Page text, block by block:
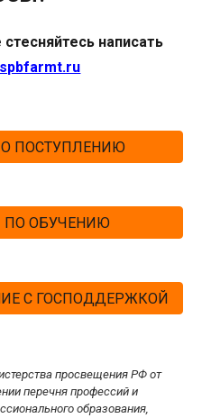
написать
ПОСТУПЛЕНИЮ
ПО ОБУЧЕНИЮ
С ГОСПОДДЕРЖКОЙ
просвещения РФ от
перечня профессий и
образования,